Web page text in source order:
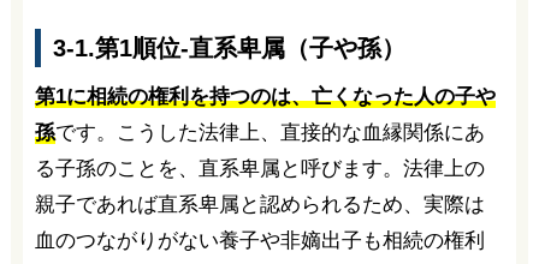
3-1.第1順位-直系卑属（子や孫）
第1に相続の権利を持つのは、亡くなった人の子や
孫です。こうした法律上、直接的な血縁関係にあ
る子孫のことを、直系卑属と呼びます。法律上の
親子であれば直系卑属と認められるため、実際は
血のつながりがない養子や非嫡出子も相続の権利